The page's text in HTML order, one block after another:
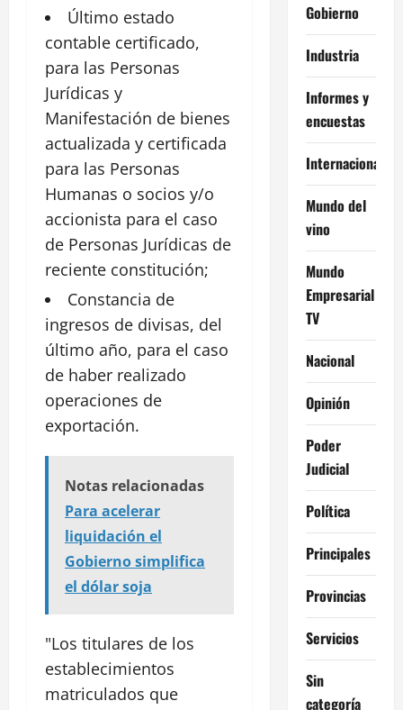
Último estado
contable certificado,
para las Personas
Jurídicas y
Manifestación de bienes
actualizada y certificada
para las Personas
Humanas o socios y/o
accionista para el caso
de Personas Jurídicas de
reciente constitución;
Constancia de
ingresos de divisas, del
último año, para el caso
de haber realizado
operaciones de
exportación.
Notas relacionadas
Para acelerar
liquidación el
Gobierno simplifica
el dólar soja
"Los titulares de los
establecimientos
matriculados que
Gobierno
Industria
Informes y
encuestas
Internacional
Mundo del
vino
Mundo
Empresarial
TV
Nacional
Opinión
Poder
Judicial
Política
Principales
Provincias
Servicios
Sin
categoría